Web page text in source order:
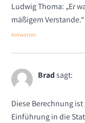
Ludwig Thoma: „Er
mäßigem Verstande.“
Antworten
Brad sagt:
Diese Berechnung
Einführung in die